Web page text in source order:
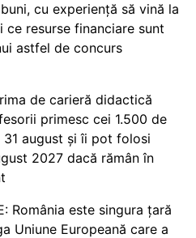
cu experiență să vină la
ce resurse financiare sunt
astfel de concurs
de carieră didactică
primesc cei 1.500 de
31 august și îi pot folosi
2027 dacă rămân în
România este singura țară
Uniune Europeană care a